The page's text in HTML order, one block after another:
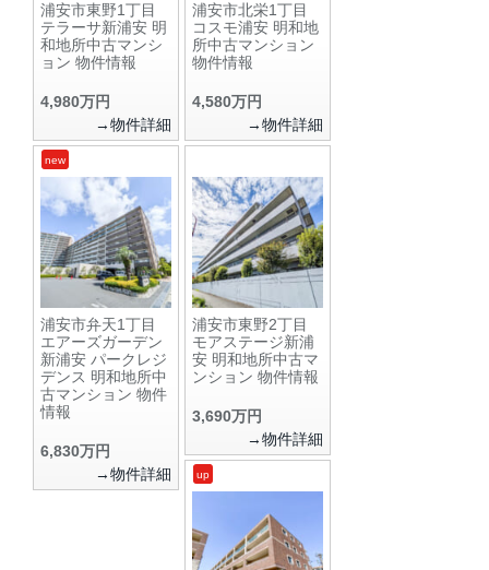
浦安市東野1丁目
テラーサ新浦安 明
和地所中古マンシ
ョン 物件情報
4,980万円
→物件詳細
浦安市北栄1丁目
コスモ浦安 明和地
所中古マンション
物件情報
4,580万円
→物件詳細
new
浦安市弁天1丁目
エアーズガーデン
新浦安 パークレジ
デンス 明和地所中
古マンション 物件
情報
6,830万円
→物件詳細
浦安市東野2丁目
モアステージ新浦
安 明和地所中古マ
ンション 物件情報
3,690万円
→物件詳細
up